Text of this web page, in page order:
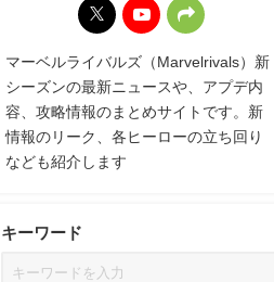
マーベルライバルズ（Marvelrivals）新
シーズンの最新ニュースや、アプデ内
容、攻略情報のまとめサイトです。新
情報のリーク、各ヒーローの立ち回り
なども紹介します
キーワード